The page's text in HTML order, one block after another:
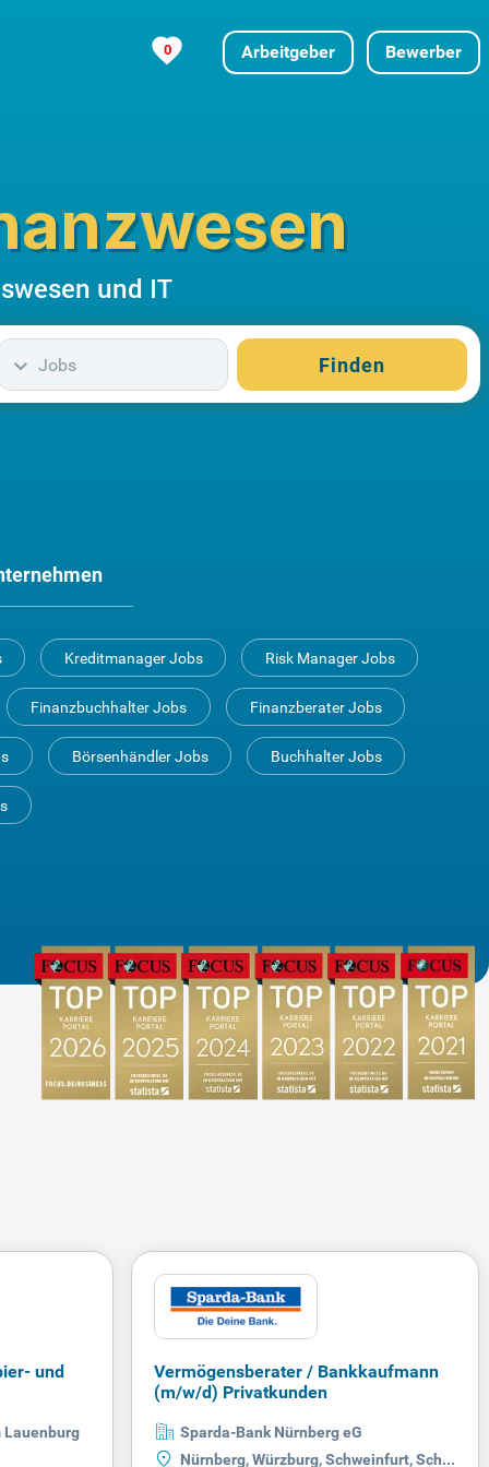
0 Arbeitgeber Bewerber
und IT
Jobs Finden
Kreditmanager Jobs Risk Manager Jobs
Finanzbuchhalter Jobs Finanzberater Jobs
Börsenhändler Jobs Buchhalter Jobs
und
Lauenburg
Vermögensberater / Bankkaufmann
(m/w/d) Privatkunden
Sparda-Bank Nürnberg eG
Nürnberg, Würzburg, Schweinfurt, Schwabach, Weitere